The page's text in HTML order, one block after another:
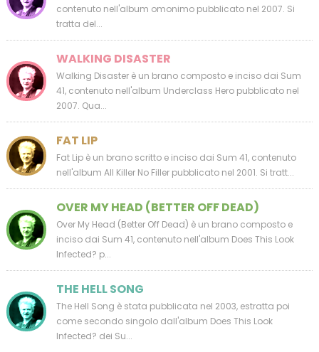
contenuto nell'album omonimo pubblicato nel 2007. Si
tratta del...
WALKING DISASTER
Walking Disaster è un brano composto e inciso dai Sum
41, contenuto nell'album Underclass Hero pubblicato nel
2007. Qua...
FAT LIP
Fat Lip è un brano scritto e inciso dai Sum 41, contenuto
nell'album All Killer No Filler pubblicato nel 2001. Si tratt...
OVER MY HEAD (BETTER OFF DEAD)
Over My Head (Better Off Dead) è un brano composto e
inciso dai Sum 41, contenuto nell'album Does This Look
Infected? p...
THE HELL SONG
The Hell Song è stata pubblicata nel 2003, estratta poi
come secondo singolo dall'album Does This Look
Infected? dei Su...